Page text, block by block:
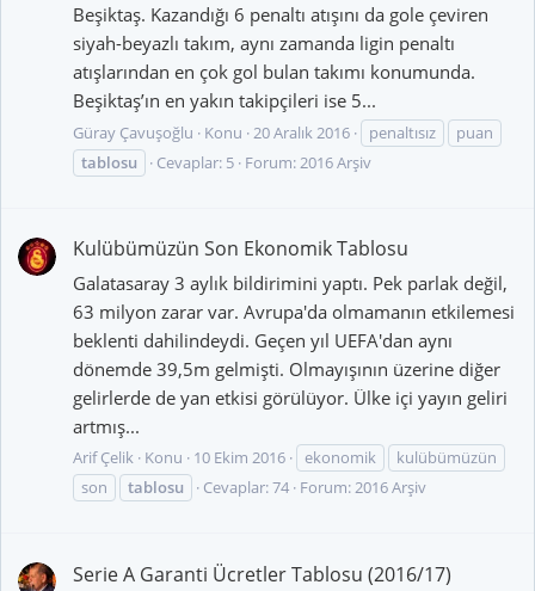
Beşiktaş. Kazandığı 6 penaltı atışını da gole çeviren
siyah-beyazlı takım, aynı zamanda ligin penaltı
atışlarından en çok gol bulan takımı konumunda.
Beşiktaş’ın en yakın takipçileri ise 5...
Güray Çavuşoğlu Konu 20 Aralık 2016 penaltısız
puan
tablosu
Cevaplar: 5 Forum: 2016 Arşiv
Kulübümüzün Son Ekonomik Tablosu
Galatasaray 3 aylık bildirimini yaptı. Pek parlak değil,
63 milyon zarar var. Avrupa'da olmamanın etkilemesi
beklenti dahilindeydi. Geçen yıl UEFA'dan aynı
dönemde 39,5m gelmişti. Olmayışının üzerine diğer
gelirlerde de yan etkisi görülüyor. Ülke içi yayın geliri
artmış...
Arif Çelik Konu 10 Ekim 2016 ekonomik
kulübümüzün
son
tablosu Cevaplar: 74 Forum:2016 Arşiv
Serie A Garanti Ücretler Tablosu (2016/17)